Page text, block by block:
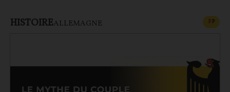
HISTOIREALLEMAGNE FP